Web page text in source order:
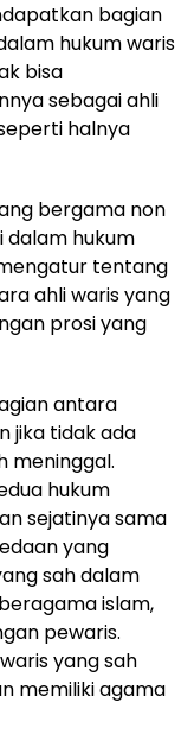
bagian
hukum waris
bisa
sebagai ahli
halnya
bergama non
dalam hukum
tentang
ahli waris yang
prosi yang
antara
jika tidak ada
meninggal.
hukum
sejatinya sama
yang
sah dalam
islam,
pewaris.
yang sah
memiliki agama